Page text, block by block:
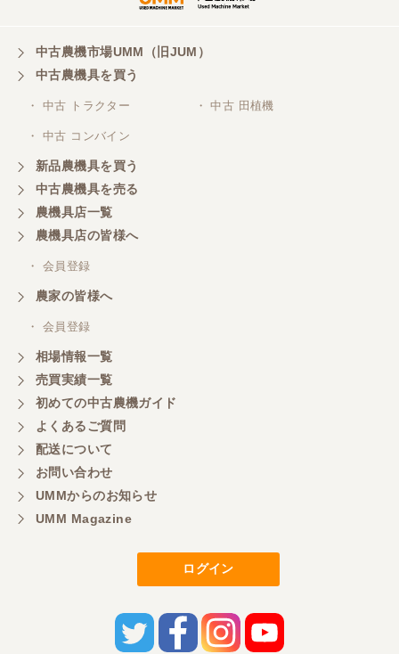
中古農機市場UMM（旧JUM）
中古農機具を買う
・ 中古 トラクター ・ 中古 田植機
・ 中古 コンバイン
新品農機具を買う
中古農機具を売る
農機具店一覧
農機具店の皆様へ
・ 会員登録
農家の皆様へ
・ 会員登録
相場情報一覧
売買実績一覧
初めての中古農機ガイド
よくあるご質問
配送について
お問い合わせ
UMMからのお知らせ
UMM Magazine
ログイン